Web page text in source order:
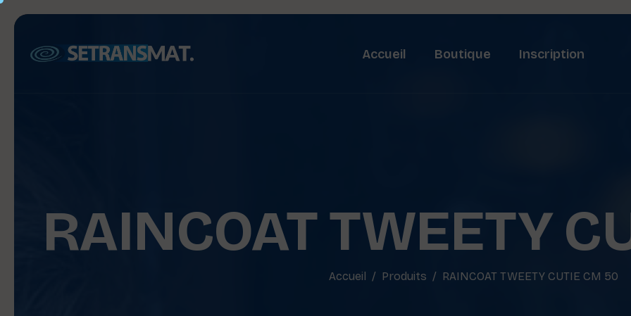
Accueil Boutique Inscription
RAINCOAT TWEETY
Accueil Produits RAINCOAT TWEETY CUTIE CM 50